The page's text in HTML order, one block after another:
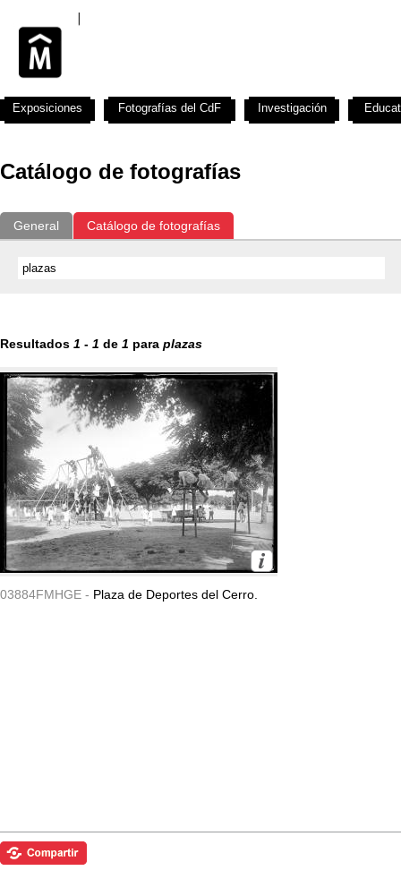
Catálogo de fotografías
General Catálogo de fotografías
Resultados 1 - 1 de 1 para plazas
03884FMHGE - Plaza de Deportes del Cerro.
Exposiciones Fotografías del CdF Investigación